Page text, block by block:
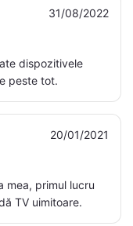
31/08/2022
dispozitivele
peste tot.
20/01/2021
mea, primul lucru
TV uimitoare.